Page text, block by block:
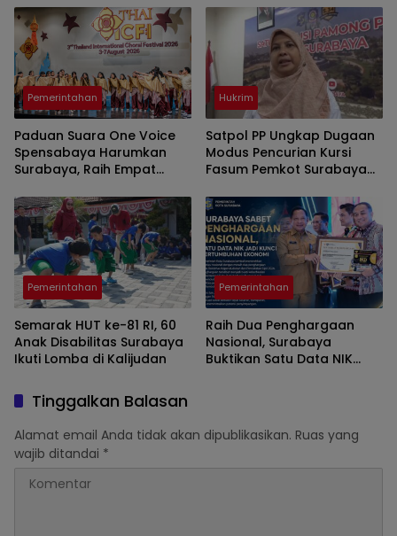
Perlindungan Leasing Jadi
Sorotan
Pemerintahan
Paduan Suara One Voice
Spensabaya Harumkan
Surabaya, Raih Empat
Hukrim
Satpol PP Ungkap Dugaan
Modus Pencurian Kursi
Fasum Pemkot Surabaya
Pemerintahan
Semarak HUT ke-81 RI, 60
Anak Disabilitas Surabaya
Ikuti Lomba di Kalijudan
Pemerintahan
Raih Dua Penghargaan
Nasional, Surabaya
Buktikan Satu Data NIK
Tinggalkan Balasan
Alamat email Anda tidak akan dipublikasikan. Ruas yang
wajib ditandai *